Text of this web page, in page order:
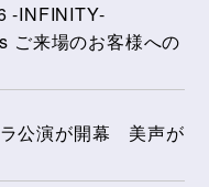
-INFINITY-
来場のお客様への
公演が開幕 美声が